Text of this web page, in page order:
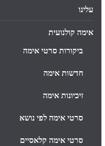
עלינו
אימה קולנועית
ביקורות סרטי אימה
חדשות אימה
זיכיונות אימה
סרטי אימה לפי נושא
סרטי אימה קלאסיים